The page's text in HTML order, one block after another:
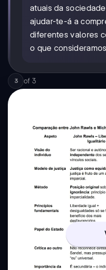
atuais da
ajudar-te-á a
diferentes valores
o que
3 of 3